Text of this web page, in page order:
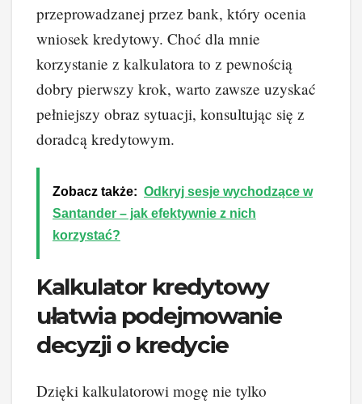
przeprowadzanej przez bank, który ocenia
wniosek kredytowy. Choć dla mnie
korzystanie z kalkulatora to z pewnością
dobry pierwszy krok, warto zawsze uzyskać
pełniejszy obraz sytuacji, konsultując się z
doradcą kredytowym.
Zobacz także: Odkryj sesje wychodzące w
Santander – jak efektywnie z nich
korzystać?
Kalkulator kredytowy
ułatwia podejmowanie
decyzji o kredycie
Dzięki kalkulatorowi mogę nie tylko